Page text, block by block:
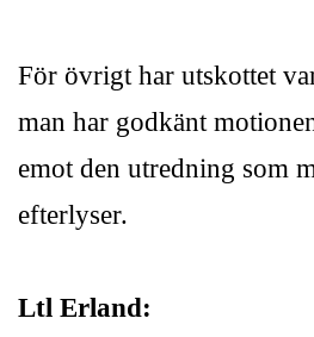
För övrigt har utskottet
man har godkänt
emot den utredning som
efterlyser.
Ltl Erland: